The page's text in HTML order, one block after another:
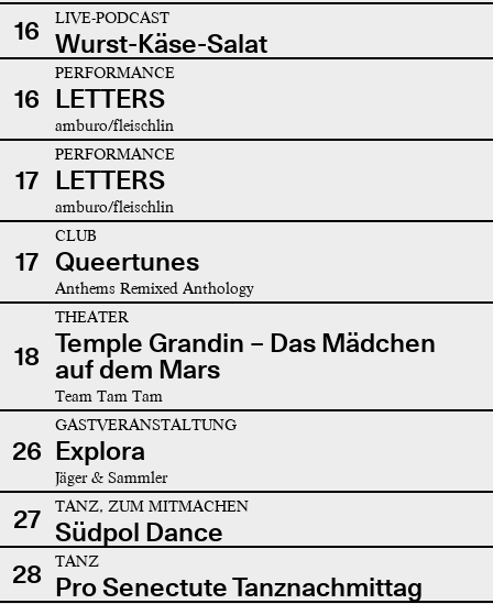
16 LIVE-PODCAST
Wurst-Käse-Salat
16
PERFORMANCE
LETTERS
amburo/fleischlin
17
PERFORMANCE
LETTERS
amburo/fleischlin
17
CLUB
Queertunes
Anthems Remixed Anthology
18
THEATER
Temple Grandin – Das Mädchen
auf dem Mars
Team Tam Tam
26
GASTVERANSTALTUNG
Explora
Jäger & Sammler
27 TANZ, ZUM MITMACHEN
Südpol Dance
28
TANZ
Pro Senectute Tanznachmittag